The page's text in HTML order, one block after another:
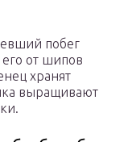
побег
от шипов
хранят
выращивают